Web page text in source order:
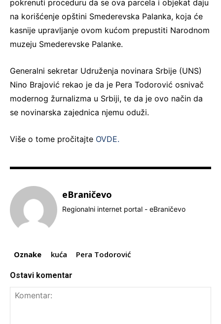
pokrenuti proceduru da se ova parcela i objekat daju
na korišćenje opštini Smederevska Palanka, koja će
kasnije upravljanje ovom kućom prepustiti Narodnom
muzeju Smederevske Palanke.
Generalni sekretar Udruženja novinara Srbije (UNS)
Nino Brajović rekao je da je Pera Todorović osnivač
modernog žurnalizma u Srbiji, te da je ovo način da
se novinarska zajednica njemu oduži.
Više o tome pročitajte OVDE.
eBraničevo
Regionalni internet portal - eBraničevo
Oznake kuća Pera Todorović
Ostavi komentar